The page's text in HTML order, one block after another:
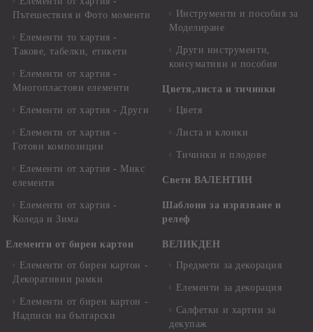
Пътешествия и Фото моменти
Елементи то хартия -
Такове, табелки, етикети
Елементи от хартия -
Многопластови елементи
Елементи от хартия - Други
Елементи от хартия -
Готови композиции
Елементи от хартия - Микс
елементи
Елементи от хартия -
Коледа и Зима
Елементи от бирен картон
Елементи от бирен картон -
Декоративни рамки
Елементи от бирен картон -
Надписи на български
Инструменти и пособия за
Моделиране
Други инструменти,
консумативи и пособия
Цветя,листа и тичинки
Цветя
Листа и клонки
Тичинки и плодове
Свети ВАЛЕНТИН
Шаблони за изрязване и
релеф
ВЕЛИКДЕН
Предмети за декорация
Елементи за декорация
Салфетки и хартии за
декупаж